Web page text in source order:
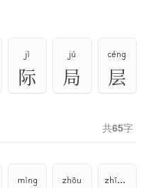
jì
际
jú
局
céng
层
共65字
mìng zhōu zhī、zhì